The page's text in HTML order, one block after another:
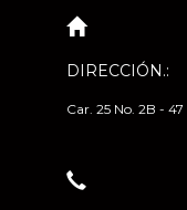
DIRECCIÓN.:
Car. 25 No. 2B - 47